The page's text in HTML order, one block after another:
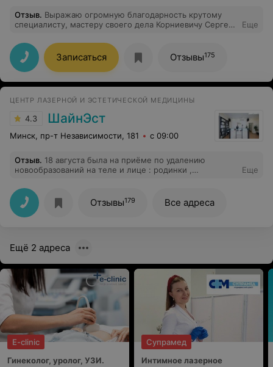
Отзыв. Выражаю огромную благодарность крутому
специалисту, мастеру своего дела Корниевичу Сергею
подробно объяснил и дал нужные рекомендации.
Обязательно запишусь на повторный прием.
Еще
Записаться Отзывы175
ЦЕНТР ЛАЗЕРНОЙ И ЭСТЕТИЧЕСКОЙ МЕДИЦИНЫ
4.3 ШайнЭст
Минск, пр-т Независимости, 181 с 09:00
Отзыв. 18 августа была на приёме по удалению
новообразований на теле и лице : родинки ,
Еще
Отзывы179 Все адреса
Ещё 2 адреса
E-clinic
Гинеколог, уролог, УЗИ.
Супрамед
Интимное лазерное